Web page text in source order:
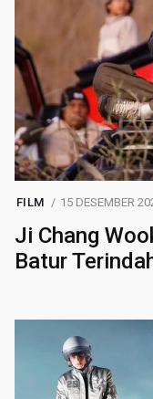
FILM 15 DESEMBER
Ji Chang
Batur